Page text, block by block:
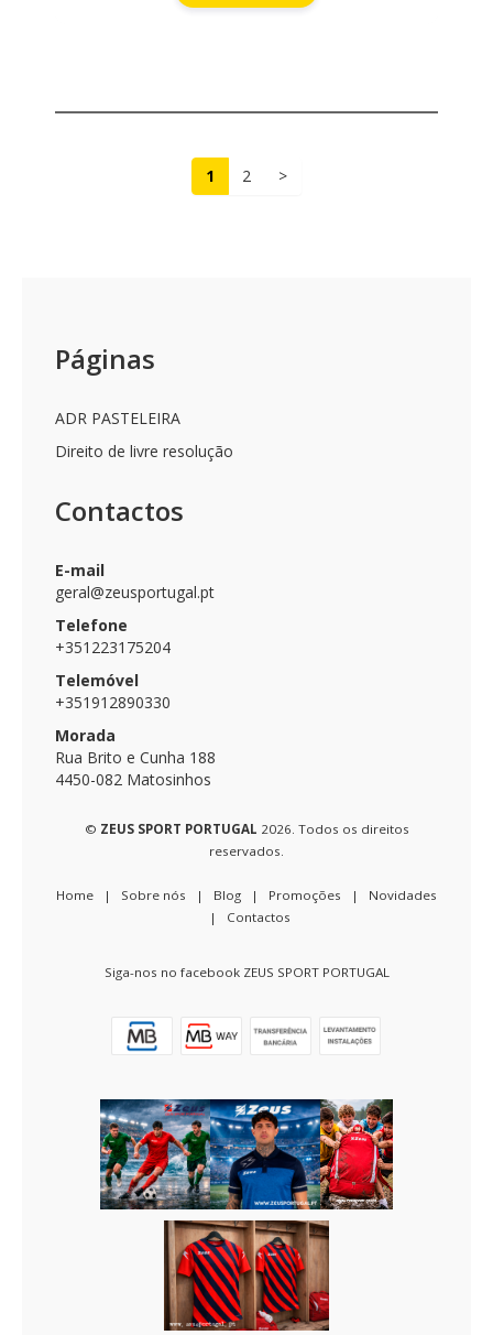
1 2 >
Páginas
ADR PASTELEIRA
Direito de livre resolução
Contactos
E-mail
geral@zeusportugal.pt
Telefone
+351223175204
Telemóvel
+351912890330
Morada
Rua Brito e Cunha 188
4450-082 Matosinhos
© ZEUS SPORT PORTUGAL 2026. Todos os direitos
reservados.
Home | Sobre nós | Blog | Promoções | Novidades
| Contactos
Siga-nos no facebook ZEUS SPORT PORTUGAL